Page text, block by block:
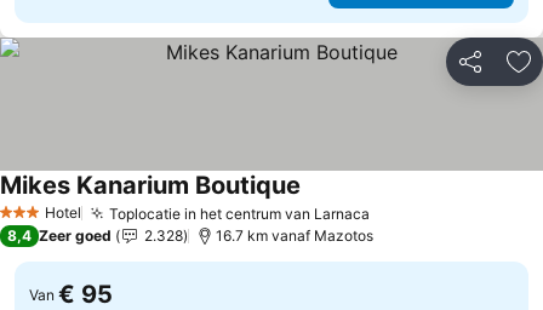
Delen
3 SterrenHotel Toplocatie in het centrum van Larnaca
Mikes Kanarium Boutique
8,4 Zeer goed 2.328 16.7 km vanaf Mazotos
Van € 95